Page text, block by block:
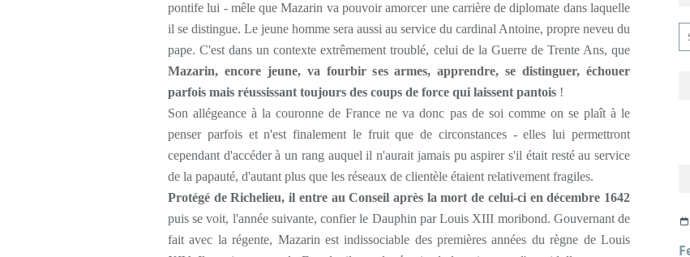
pontife lui - mêle que Mazarin va pouvoir amorcer une carrière de diplomate dans laquelle
il se distingue. Le jeune homme sera aussi au service du cardinal Antoine, propre neveu du
pape. C'est dans un contexte extrêmement troublé, celui de la Guerre de Trente Ans, que
Mazarin, encore jeune, va fourbir ses armes, apprendre, se distinguer, échouer
parfois mais réussissant toujours des coups de force qui laissent pantois !
Son allégeance à la couronne de France ne va donc pas de soi comme on se plaît à le
penser parfois et n'est finalement le fruit que de circonstances - elles lui permettront
cependant d'accéder à un rang auquel il n'aurait jamais pu aspirer s'il était resté au service
de la papauté, d'autant plus que les réseaux de clientèle étaient relativement fragiles.
Protégé de Richelieu, il entre au Conseil après la mort de celui-ci en décembre 1642
puis se voit, l'année suivante, confier le Dauphin par Louis XIII moribond. Gouvernant de
fait avec la régente, Mazarin est indissociable des premières années du règne de Louis